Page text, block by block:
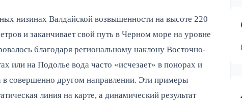
низинах Валдайской возвышенности на высоте 220
и заканчивает свой путь в Черном море на уровне
благодаря региональному наклону Восточно-
или на Подолье вода часто «исчезает» в понорах и
совершенно другом направлении. Эти примеры
линия на карте, а динамический результат